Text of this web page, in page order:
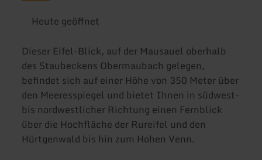
Heute geöffnet
Dieser Eifel-Blick, auf der Mausauel oberhalb
des Staubeckens Obermaubach gelegen,
befindet sich auf einer Höhe von 350 Meter über
den Meeresspiegel und bietet Ihnen in südwest-
bis nordwestlicher Richtung einen Fernblick
über die Hochfläche der Rureifel und den
Hürtgenwald bis hin zum Hohen Venn.